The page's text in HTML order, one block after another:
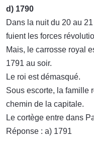
d) 1790
Dans la nuit du 20 au
fuient les forces
Mais, le carrosse royal
1791 au soir.
Le roi est démasqué.
Sous escorte, la famille
chemin de la capitale.
Le cortège entre dans
Réponse : a) 1791